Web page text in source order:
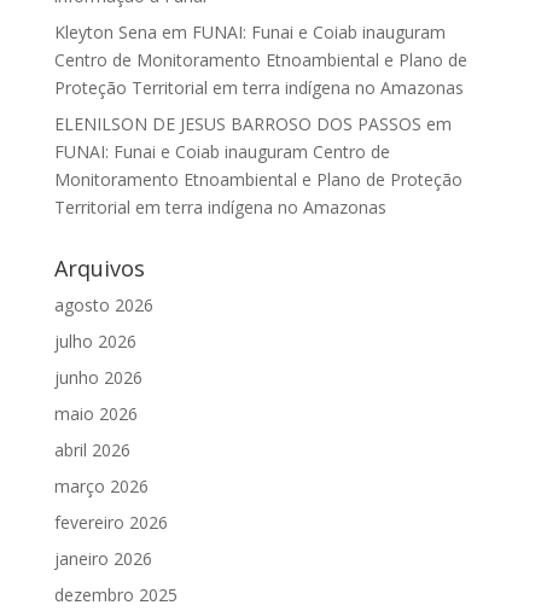
Kleyton Sena em FUNAI: Funai e Coiab inauguram
Centro de Monitoramento Etnoambiental e Plano de
Proteção Territorial em terra indígena no Amazonas
ELENILSON DE JESUS BARROSO DOS PASSOS em
FUNAI: Funai e Coiab inauguram Centro de
Monitoramento Etnoambiental e Plano de Proteção
Territorial em terra indígena no Amazonas
Arquivos
agosto 2026
julho 2026
junho 2026
maio 2026
abril 2026
março 2026
fevereiro 2026
janeiro 2026
dezembro 2025